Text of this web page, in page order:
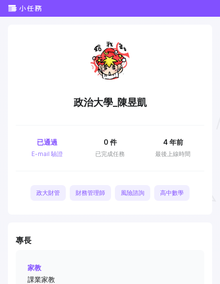
政治大學_陳昱凱
E-mail 驗證
已通過
已完成任務
0 件
最後上線時間
4 年前
政大財管 財務管理師 風險諮詢 高中數學
專長
家教
課業家教